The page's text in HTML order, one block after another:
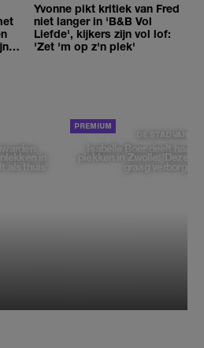
Yvonne pikt kritiek van Fred
niet langer in 'B&B Vol
Liefde', kijkers zijn vol lof:
'Zet 'm op z'n plek'
in
als thuis'
DE STAD VAN
Isabelle Boer deelt haar
plekken in Zwolle: 'Deze
graag verborgen'